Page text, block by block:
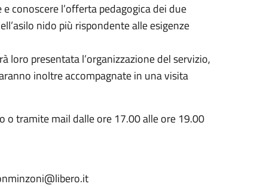
conoscere l’offerta pedagogica dei due
nido più rispondente alle esigenze
loro presentata l’organizzazione del servizio,
inoltre accompagnate in una visita
o tramite mail dalle ore 17.00 alle ore 19.00